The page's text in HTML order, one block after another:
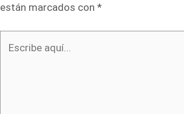
están marcados con*